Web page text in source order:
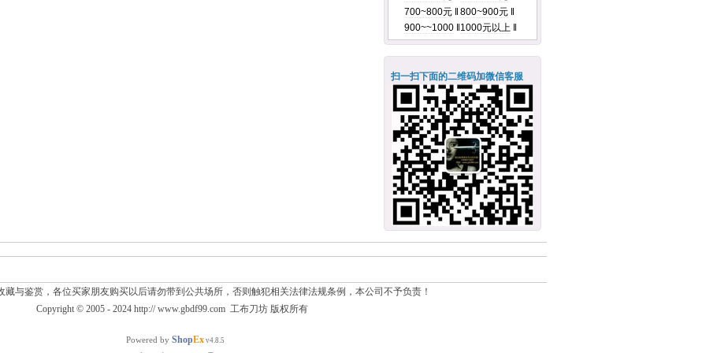
700~800元‖ 800~900元‖
900~~1000‖ 1000元以上‖
扫一扫下面的二维码加微信客服
与鉴赏，各位买家朋友购买以后请勿带到公共场所，否则触犯相关法律法规条例，本公司不予负责！
Copyright © 2005 - 2024 http:// www.gbdf99.com 工布刀坊 版权所有
Powered by ShopEx v4.8.5